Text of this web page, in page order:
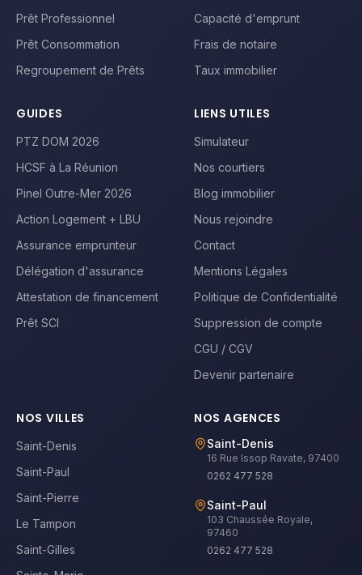
Prêt Professionnel
Prêt Consommation
Regroupement de Prêts
Capacité d'emprunt
Frais de notaire
Taux immobilier
GUIDES
PTZ DOM 2026
HCSF à La Réunion
Pinel Outre-Mer 2026
Action Logement + LBU
Assurance emprunteur
Délégation d'assurance
Attestation de financement
Prêt SCI
LIENS UTILES
Simulateur
Nos courtiers
Blog immobilier
Nous rejoindre
Contact
Mentions Légales
Politique de Confidentialité
Suppression de compte
CGU / CGV
Devenir partenaire
NOS VILLES
Saint-Denis
Saint-Paul
Saint-Pierre
Le Tampon
Saint-Gilles
NOS AGENCES
Saint-Denis
16 Rue Issop Ravate, 97400
0262 477 528
Saint-Paul
103 Chaussée Royale,
97460
0262 477 528